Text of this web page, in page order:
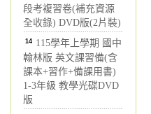
段考複習卷(補充資源
全收錄) DVD版(2片裝)
14 115學年上學期 國中
翰林版 英文課習備(含
課本+習作+備課用書)
1-3年級 教學光碟DVD
版